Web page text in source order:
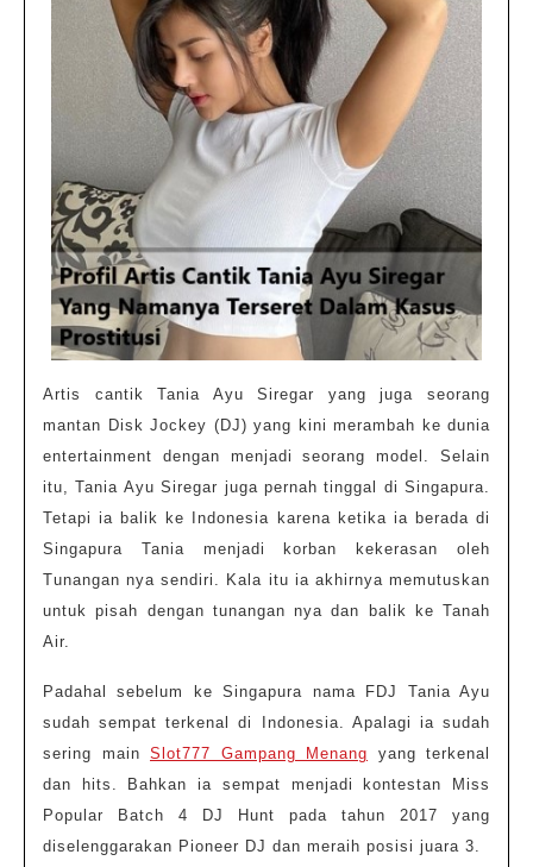
Artis cantik Tania Ayu Siregar yang juga seorang
mantan Disk Jockey (DJ) yang kini merambah ke dunia
entertainment dengan menjadi seorang model. Selain
itu, Tania Ayu Siregar juga pernah tinggal di Singapura.
Tetapi ia balik ke Indonesia karena ketika ia berada di
Singapura Tania menjadi korban kekerasan oleh
Tunangan nya sendiri. Kala itu ia akhirnya memutuskan
untuk pisah dengan tunangan nya dan balik ke Tanah
Air.
Padahal sebelum ke Singapura nama FDJ Tania Ayu
sudah sempat terkenal di Indonesia. Apalagi ia sudah
sering main Slot777 Gampang Menang yang terkenal
dan hits. Bahkan ia sempat menjadi kontestan Miss
Popular Batch 4 DJ Hunt pada tahun 2017 yang
diselenggarakan Pioneer DJ dan meraih posisi juara 3.